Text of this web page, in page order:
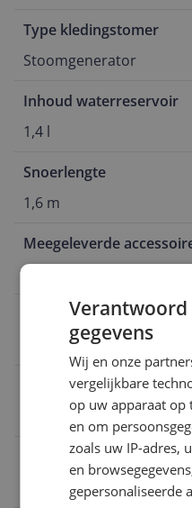
Type kledingstomer
Stoomgenerator
Inhoud waterreservoir
1,4 l
Snoerlengte
1,6 m
Meegeleverde
Opwarmtijd stoom
Product breedte
24,6 cm
Veiligheid uitschakelen
gegevens
Wij en onze
vergelijkbare
op uw apparaat op
en om
zoals uw IP-adres,
en
gepersonaliseerde